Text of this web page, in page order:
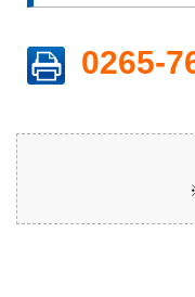
0265-